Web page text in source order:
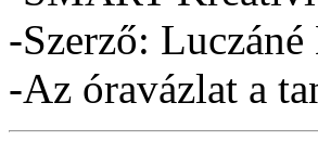
-Szerző:
-Az óravázlat a